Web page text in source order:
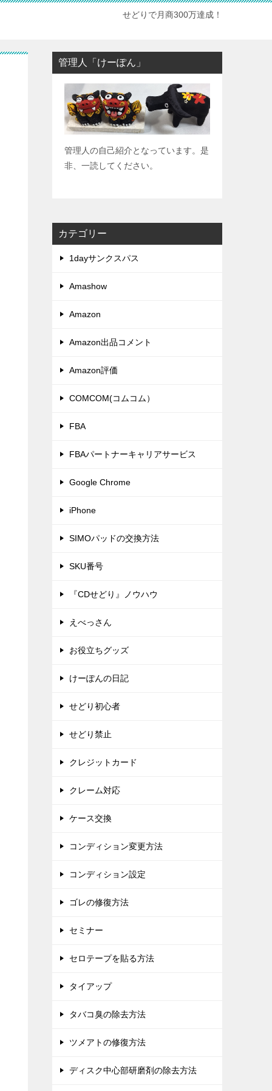
せどりで月商300万達成！
管理人「けーぽん」
管理人の自己紹介となっています。是
非、一読してください。
カテゴリー
1dayサンクスパス
Amashow
Amazon
Amazon出品コメント
Amazon評価
COMCOM(コムコム）
FBA
FBAパートナーキャリアサービス
Google Chrome
iPhone
SIMOパッドの交換方法
SKU番号
『CDせどり』ノウハウ
えべっさん
お役立ちグッズ
けーぽんの日記
せどり初心者
せどり禁止
クレジットカード
クレーム対応
ケース交換
コンディション変更方法
コンディション設定
ゴレの修復方法
セミナー
セロテープを貼る方法
タイアップ
タバコ臭の除去方法
ツメアトの修復方法
ディスク中心部研磨剤の除去方法